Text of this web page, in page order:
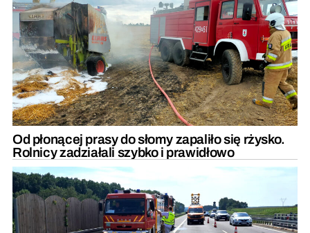
Od płonącej prasy do słomy zapaliło się rżysko.
Rolnicy zadziałali szybko i prawidłowo